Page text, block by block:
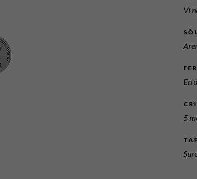
Vi
En
5